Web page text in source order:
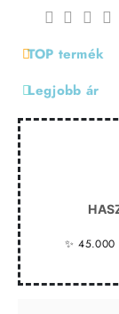
✨ 45.000
TOP termék
Legjobb ár